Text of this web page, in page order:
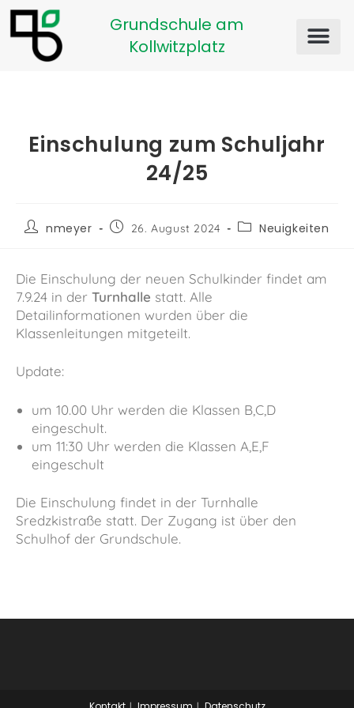
Grundschule am
Kollwitzplatz
Einschulung zum Schuljahr
24/25
nmeyer 26. August 2024 Neuigkeiten
Die Einschulung der neuen Schulkinder findet am
7.9.24 in der Turnhalle statt. Alle
Detailinformationen wurden über die
Klassenleitungen mitgeteilt.
Update:
um 10.00 Uhr werden die Klassen B,C,D
eingeschult.
um 11:30 Uhr werden die Klassen A,E,F
eingeschult
Die Einschulung findet in der Turnhalle
Sredzkistraße statt. Der Zugang ist über den
Schulhof der Grundschule.